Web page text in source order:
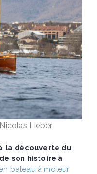
Lieber
la découverte du
son histoire à
bateau à moteur